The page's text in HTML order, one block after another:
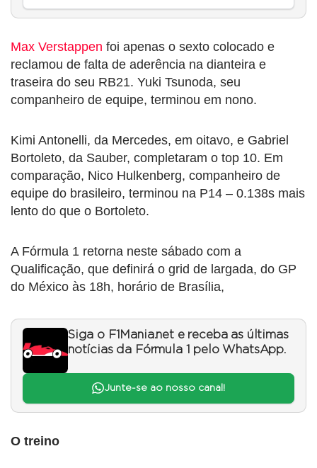
Max Verstappen foi apenas o sexto colocado e
reclamou de falta de aderência na dianteira e
traseira do seu RB21. Yuki Tsunoda, seu
companheiro de equipe, terminou em nono.
Kimi Antonelli, da Mercedes, em oitavo, e Gabriel
Bortoleto, da Sauber, completaram o top 10. Em
comparação, Nico Hulkenberg, companheiro de
equipe do brasileiro, terminou na P14 – 0.138s mais
lento do que o Bortoleto.
A Fórmula 1 retorna neste sábado com a
Qualificação, que definirá o grid de largada, do GP
do México às 18h, horário de Brasília,
Siga o F1Mania.net e receba as últimas
notícias da Fórmula 1 pelo WhatsApp.
Junte-se ao nosso canal!
O treino